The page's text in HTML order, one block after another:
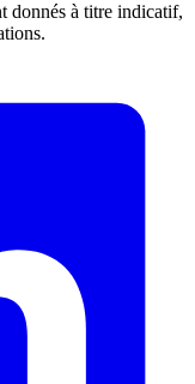
donnés à titre indicatif,